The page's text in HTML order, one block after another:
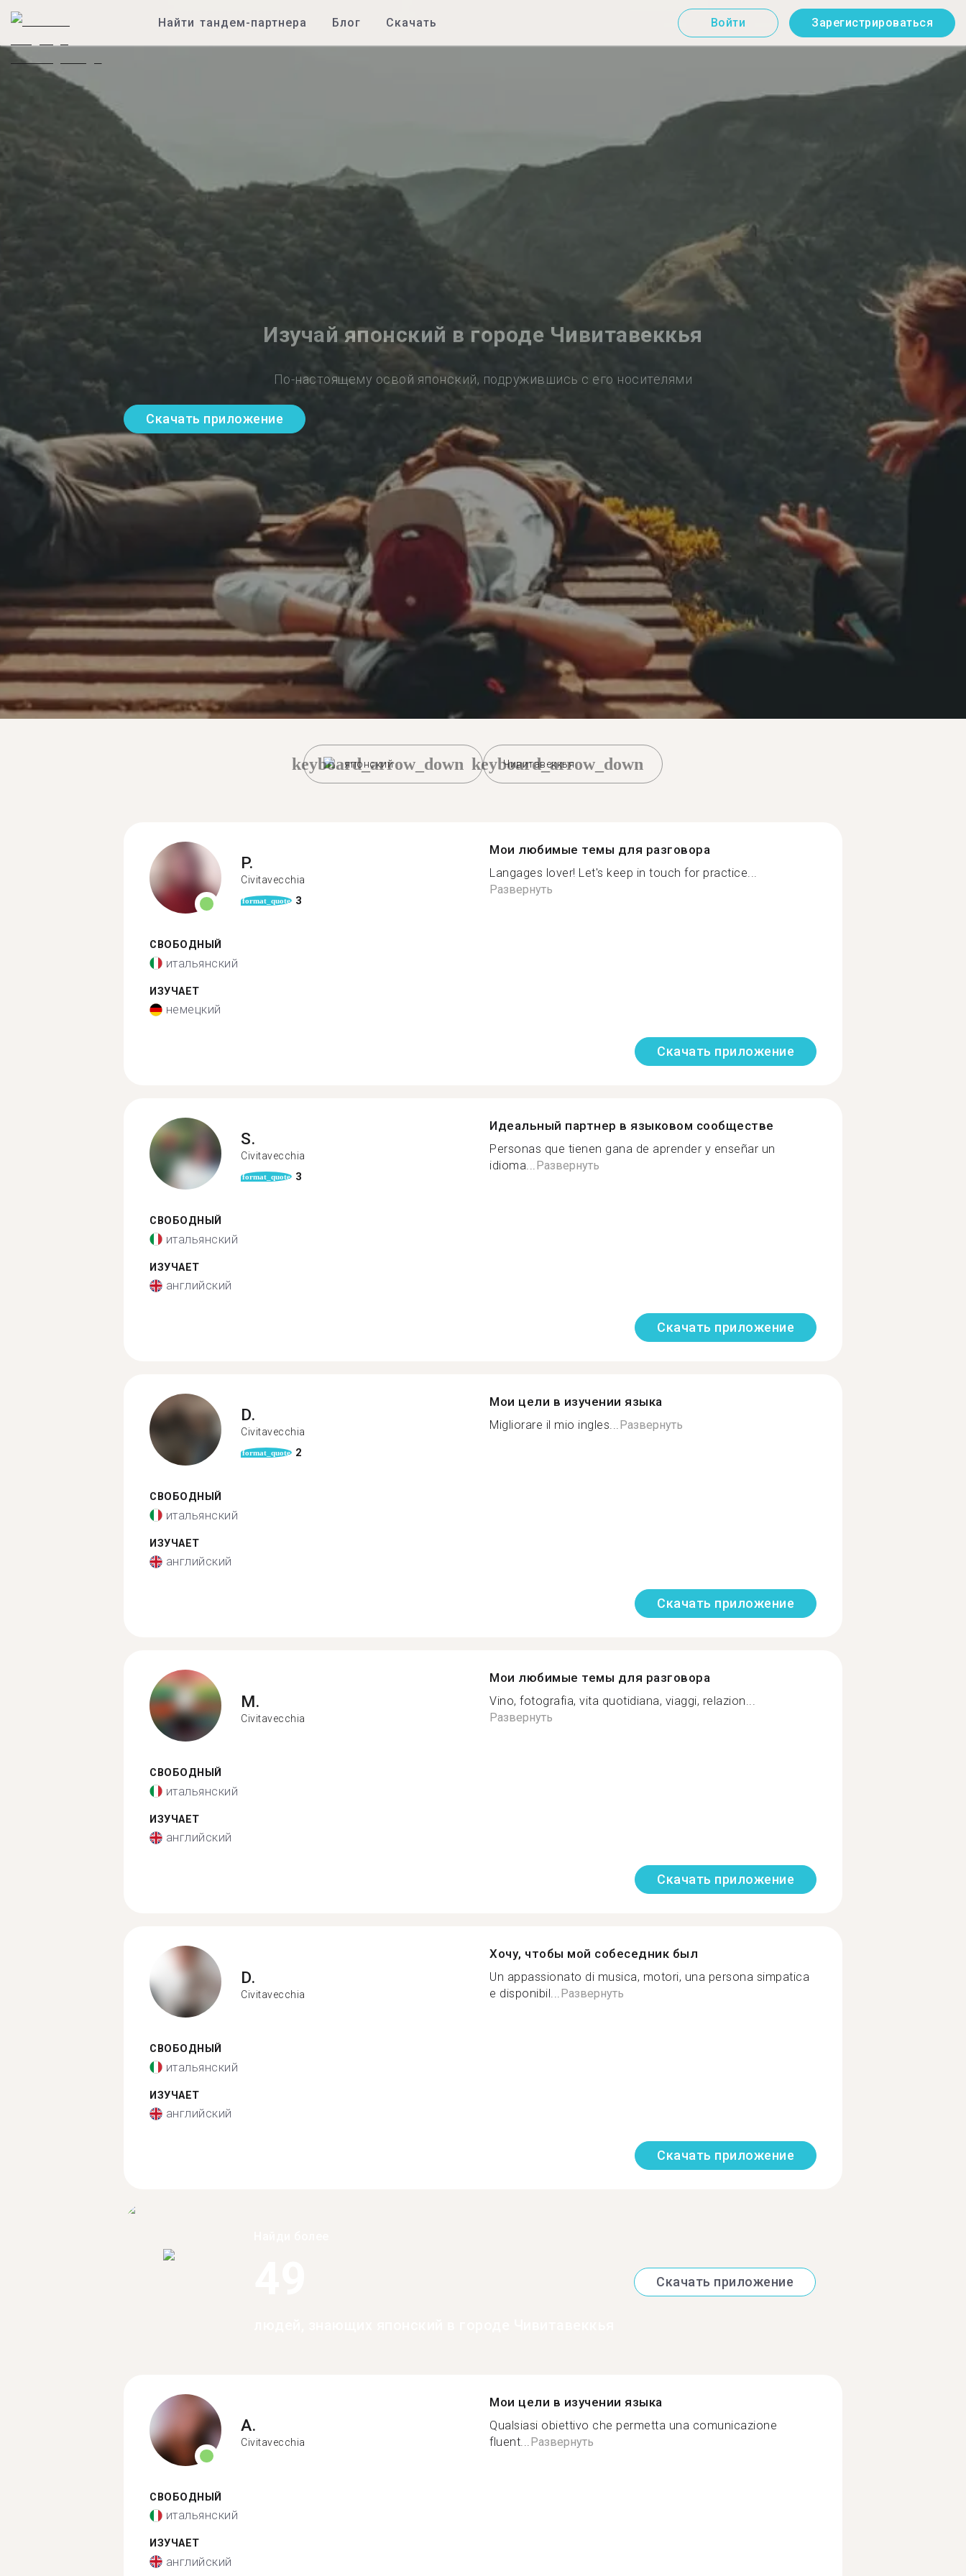
Найти тандем-партнера Блог Скачать Войти Зарегистрироваться
Изучай японский в городе Чивитавеккья
По-настоящему освой японский, подружившись с его носителями
Скачать приложение
японский
keyboard_arrow_down Чивитавеккья
keyboard_arrow_down
P.
Civitavecchia
format_quote 3
СВОБОДНЫЙ
итальянский
ИЗУЧАЕТ
немецкий
Мои любимые темы для разговора
Langages lover! Let's keep in touch for practice...
Развернуть
Скачать приложение
S.
Civitavecchia
format_quote 3
СВОБОДНЫЙ
итальянский
ИЗУЧАЕТ
английский
Идеальный партнер в языковом сообществе
Personas que tienen gana de aprender y enseñar un
idioma...Развернуть
Скачать приложение
D.
Civitavecchia
format_quote 2
СВОБОДНЫЙ
итальянский
ИЗУЧАЕТ
английский
Мои цели в изучении языка
Migliorare il mio ingles...Развернуть
Скачать приложение
M.
Civitavecchia
СВОБОДНЫЙ
итальянский
ИЗУЧАЕТ
английский
Мои любимые темы для разговора
Vino, fotografia, vita quotidiana, viaggi, relazion...
Развернуть
Скачать приложение
D.
Civitavecchia
СВОБОДНЫЙ
итальянский
ИЗУЧАЕТ
английский
Хочу, чтобы мой собеседник был
Un appassionato di musica, motori, una persona simpatica
e disponibil...Развернуть
Скачать приложение
Скачать приложение
A.
Civitavecchia
СВОБОДНЫЙ
итальянский
ИЗУЧАЕТ
английский
Мои цели в изучении языка
Qualsiasi obiettivo che permetta una comunicazione
fluent... Развернуть